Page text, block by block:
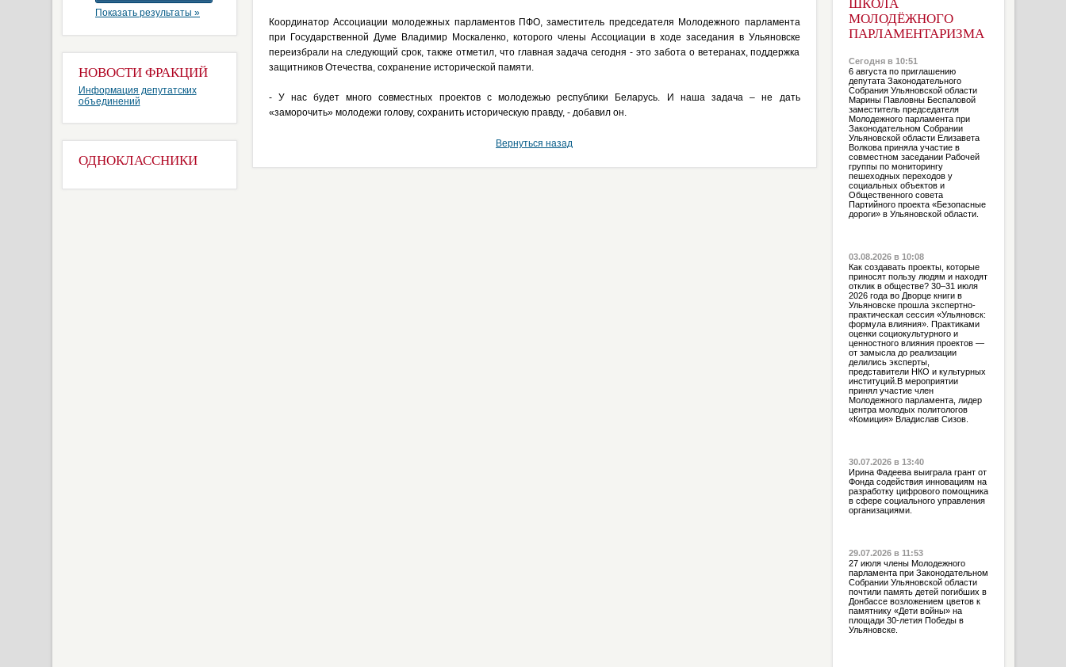
Показать результаты »
НОВОСТИ ФРАКЦИЙ
Информация депутатских
объединений
ОДНОКЛАССНИКИ
Координатор Ассоциации молодежных парламентов ПФО, заместитель председателя Молодежного парламента
при Государственной Думе Владимир Москаленко, которого члены Ассоциации в ходе заседания в Ульяновске
переизбрали на следующий срок, также отметил, что главная задача сегодня - это забота о ветеранах, поддержка
защитников Отечества, сохранение исторической памяти.
- У нас будет много совместных проектов с молодежью республики Беларусь. И наша задача – не дать
«заморочить» молодежи голову, сохранить историческую правду, - добавил он.
Вернуться назад
ШКОЛА
МОЛОДЁЖНОГО
ПАРЛАМЕНТАРИЗМА
Сегодня в 10:51
6 августа по приглашению
депутата Законодательного
Собрания Ульяновской области
Марины Павловны Беспаловой
заместитель председателя
Молодежного парламента при
Законодательном Собрании
Ульяновской области Елизавета
Волкова приняла участие в
совместном заседании Рабочей
группы по мониторингу
пешеходных переходов у
социальных объектов и
Общественного совета
Партийного проекта «Безопасные
дороги» в Ульяновской области.
03.08.2026 в 10:08
Как создавать проекты, которые
приносят пользу людям и находят
отклик в обществе? 30–31 июля
2026 года во Дворце книги в
Ульяновске прошла экспертно-
практическая сессия «Ульяновск:
формула влияния». Практиками
оценки социокультурного и
ценностного влияния проектов —
от замысла до реализации
делились эксперты,
представители НКО и культурных
институций.В мероприятии
принял участие член
Молодежного парламента, лидер
центра молодых политологов
«Комиция» Владислав Сизов.
30.07.2026 в 13:40
Ирина Фадеева выиграла грант от
Фонда содействия инновациям на
разработку цифрового помощника
в сфере социального управления
организациями.
29.07.2026 в 11:53
27 июля члены Молодежного
парламента при Законодательном
Собрании Ульяновской области
почтили память детей погибших в
Донбассе возложением цветов к
памятнику «Дети войны» на
площади 30-летия Победы в
Ульяновске.